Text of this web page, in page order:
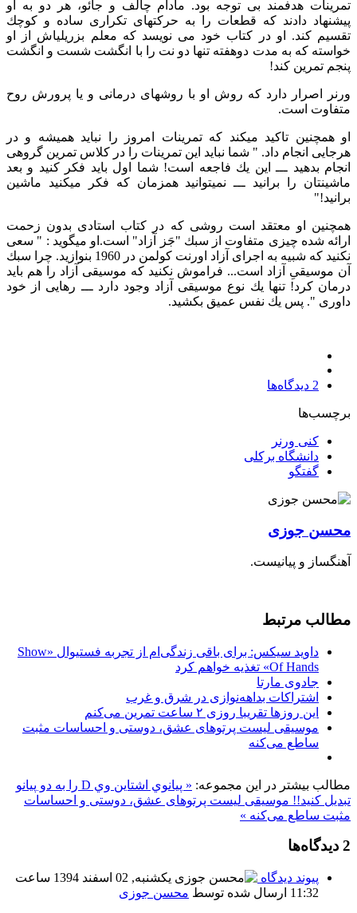
تمرینات هدفمند بی توجه بود. مادام چالف و جائو، هر دو به او
پیشنهاد دادند كه قطعات را به حركتهای تكراری ساده و كوچك
تقسیم كند. او در كتاب خود می نویسد كه معلم بزریلیاش از او
خواسته كه به مدت دوهفته تنها دو نت را با انگشت شست و انگشت
پنجم تمرین كند!
ورنر اصرار دارد كه روش او با روشهای درمانی و یا پرورش روح
متفاوت است.
او همچنین تاكید میكند كه تمرینات امروز را نباید همیشه و در
هرجایی انجام داد. ‌" شما نباید این تمرینات را در كلاس تمرین گروهی
انجام بدهید ـــ‌ این یك فاجعه است!‌ شما اول باید فكر كنید و بعد
ماشینتان را برانید ـــ نمیتوانید همزمان كه فكر میكنید ماشین
برانید!‌"
همچنین او معتقد است روشی كه در كتاب استادی بدون زحمت
ارائه شده چیزی متفاوت از سبك "جَز آزاد" است.او میگوید :‌ "‌ سعی
نكنید كه شبیه به اجرای آزاد اورنت كولمن در 1960 بنوازید. چرا سبك
آن موسیقیِ آزاد است... فراموش نكنید كه موسیقی آزاد را هم باید
درمان كرد! تنها یك نوع موسیقی آزاد وجود دارد ـــ رهایی از خود
داوری "‌. پس یك نفس عمیق بكشید.
2 دیدگاه‌ها
برچسب‌ها
کنی ورنر
دانشگاه برکلی
گفتگو
محسن جوزی
آهنگساز و پیانیست.
مطالب مرتبط
داوید سیکس: برای باقی زندگی‌ام از تجربه فستیوال «Show
Of Hands» تغذیه خواهم کرد
جادوی مارتا
اشتراکات بداهه‌نوازی در شرق و غرب
این روزها تقریبا روزی ۲ ساعت تمرین می‌کنم
موسیقی لیست پرتوهای عشق، دوستی و احساسات مثبت
ساطع می‌كنه
مطالب بیشتر در این مجموعه:
« پيانوي اشتاين وي D را به دو پيانو
تبديل كنيد!! موسیقی لیست پرتوهای عشق، دوستی و احساسات
مثبت ساطع می‌كنه »
2 دیدگاه‌ها
پیوند دیدگاه
یکشنبه, 02 اسفند 1394 ساعت
11:32 ارسال شده توسط محسن جوزی